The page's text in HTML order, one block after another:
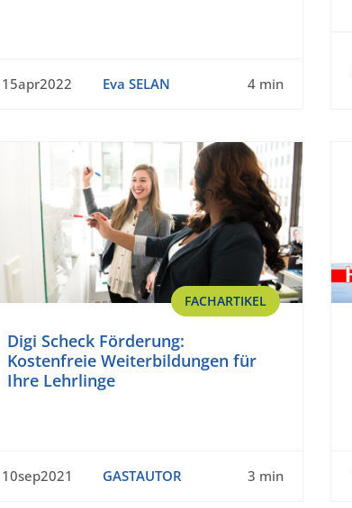
15apr2022 Eva SELAN 4 min
FACHARTIKEL
Digi Scheck Förderung:
Kostenfreie Weiterbildungen für
Ihre Lehrlinge
10sep2021 GASTAUTOR 3 min